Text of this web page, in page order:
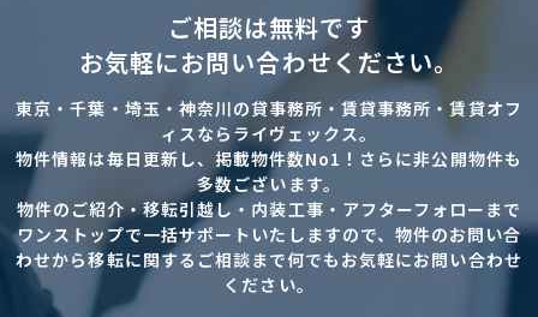
ご相談は無料です
お気軽にお問い合わせください。
東京・千葉・埼玉・神奈川の貸事務所・賃貸事務所・賃貸オフ
ィスならライヴェックス。
物件情報は毎日更新し、掲載物件数No1！さらに非公開物件も
多数ございます。
物件のご紹介・移転引越し・内装工事・アフターフォローまで
ワンストップで一括サポートいたしますので、物件のお問い合
わせから移転に関するご相談まで何でもお気軽にお問い合わせ
ください。